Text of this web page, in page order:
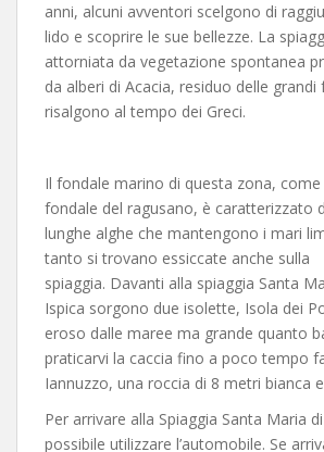
anni, alcuni avventori scelgono di
lido e scoprire le sue bellezze. La
attorniata da vegetazione spontanea
da alberi di Acacia, residuo delle grandi
risalgono al tempo dei Greci.
Il fondale marino di questa zona,
fondale del ragusano, è caratterizzato
lunghe alghe che mantengono i mari
tanto si trovano essiccate anche sulla
spiaggia. Davanti alla spiaggia Santa
Ispica sorgono due isolette, Isola dei
eroso dalle maree ma grande quanto
praticarvi la caccia fino a poco tempo
Iannuzzo, una roccia di 8 metri bianca
Per arrivare alla Spiaggia Santa Maria
possibile utilizzare l’automobile. Se